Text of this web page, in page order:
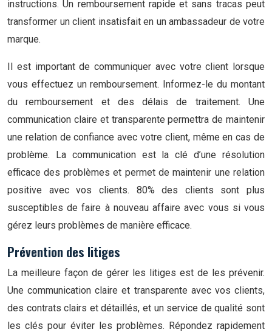
instructions. Un remboursement rapide et sans tracas peut
transformer un client insatisfait en un ambassadeur de votre
marque.
Il est important de communiquer avec votre client lorsque
vous effectuez un remboursement. Informez-le du montant
du remboursement et des délais de traitement. Une
communication claire et transparente permettra de maintenir
une relation de confiance avec votre client, même en cas de
problème. La communication est la clé d’une résolution
efficace des problèmes et permet de maintenir une relation
positive avec vos clients. 80% des clients sont plus
susceptibles de faire à nouveau affaire avec vous si vous
gérez leurs problèmes de manière efficace.
Prévention des litiges
La meilleure façon de gérer les litiges est de les prévenir.
Une communication claire et transparente avec vos clients,
des contrats clairs et détaillés, et un service de qualité sont
les clés pour éviter les problèmes. Répondez rapidement